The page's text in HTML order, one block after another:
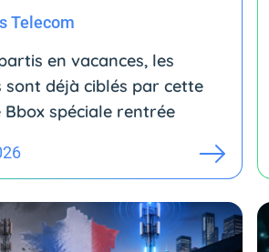
Telecom
en vacances, les
sont déjà ciblés par cette
Bbox spéciale rentrée